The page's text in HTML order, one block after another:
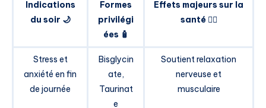
Indications
du soir 🌙
Formes
privilégi
ées 🧴
Effets majeurs sur la
santé 💆‍♂️
Stress et
anxiété en fin
de journée
Bisglycin
ate,
Taurinat
e
Soutient relaxation
nerveuse et
musculaire